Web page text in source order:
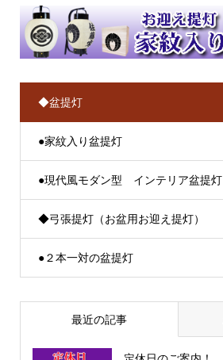
◆盆提灯
●家紋入り盆提灯
●現代風モダン型 インテリア盆提灯
◆弓張提灯（お盆用お迎え提灯）
●２本一対の盆提灯
最近の記事